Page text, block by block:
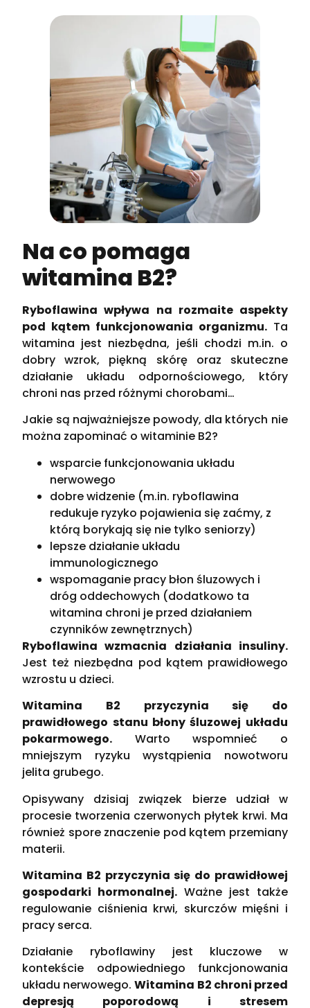
Na co pomaga
witamina B2?
Ryboflawina wpływa na rozmaite aspekty
pod kątem funkcjonowania organizmu.Ta
witamina jest niezbędna, jeśli chodzi m.in. o
dobry wzrok, piękną skórę oraz skuteczne
działanie układu odpornościowego, który
chroni nas przed różnymi chorobami…
Jakie są najważniejsze powody, dla których nie
można zapominać o witaminie B2?
wsparcie funkcjonowania układu
nerwowego
dobre widzenie (m.in. ryboflawina
redukuje ryzyko pojawienia się zaćmy, z
którą borykają się nie tylko seniorzy)
lepsze działanie układu
immunologicznego
wspomaganie pracy błon śluzowych i
dróg oddechowych (dodatkowo ta
witamina chroni je przed działaniem
czynników zewnętrznych)
Ryboflawina wzmacnia działania insuliny.
Jest też niezbędna pod kątem prawidłowego
wzrostu u dzieci.
Witamina B2 przyczynia się do
prawidłowego stanu błony śluzowej układu
pokarmowego. Warto wspomnieć o
mniejszym ryzyku wystąpienia nowotworu
jelita grubego.
Opisywany dzisiaj związek bierze udział w
procesie tworzenia czerwonych płytek krwi. Ma
również spore znaczenie pod kątem przemiany
materii.
Witamina B2 przyczynia się do prawidłowej
gospodarki hormonalnej. Ważne jest także
regulowanie ciśnienia krwi, skurczów mięśni i
pracy serca.
Działanie ryboflawiny jest kluczowe w
kontekście odpowiedniego funkcjonowania
układu nerwowego.Witamina B2 chroni przed
depresją poporodową i stresem